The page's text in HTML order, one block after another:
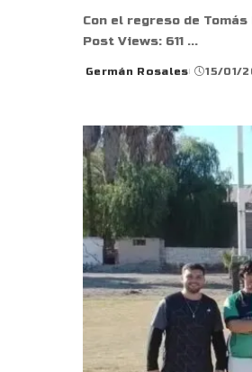
Con el regreso de
Post Views: 611 ...
Germán Rosales 15/01/